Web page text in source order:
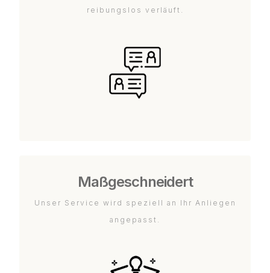
reibungslos verläuft.
Maßgeschneidert
Unser Service wird speziell an Ihr Anliegen
angepasst.